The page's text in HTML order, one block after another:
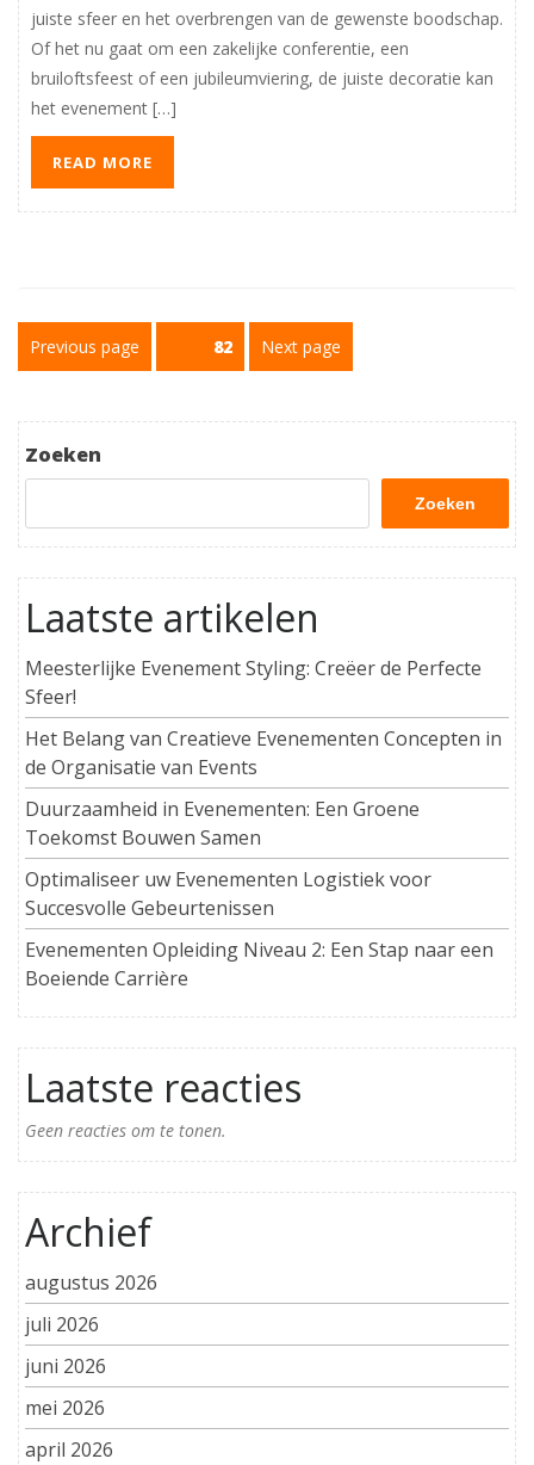
juiste sfeer en het overbrengen van de gewenste boodschap.
Of het nu gaat om een zakelijke conferentie, een
bruiloftsfeest of een jubileumviering, de juiste decoratie kan
het evenement […]
READ MORE
Berichtnavigatie
Previous page 82 Next page
Zoeken
Zoeken
Laatste artikelen
Meesterlijke Evenement Styling: Creëer de Perfecte
Sfeer!
Het Belang van Creatieve Evenementen Concepten in
de Organisatie van Events
Duurzaamheid in Evenementen: Een Groene
Toekomst Bouwen Samen
Optimaliseer uw Evenementen Logistiek voor
Succesvolle Gebeurtenissen
Evenementen Opleiding Niveau 2: Een Stap naar een
Boeiende Carrière
Laatste reacties
Geen reacties om te tonen.
Archief
augustus 2026
juli 2026
juni 2026
mei 2026
april 2026